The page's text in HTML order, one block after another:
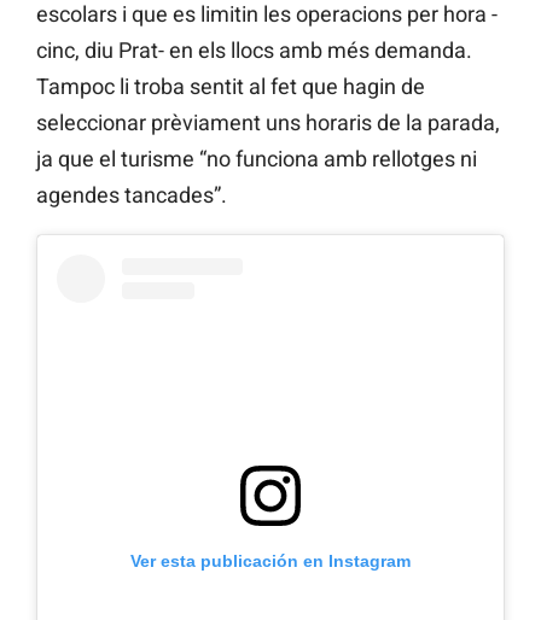
escolars i que es limitin les operacions per hora -
cinc, diu Prat- en els llocs amb més demanda.
Tampoc li troba sentit al fet que hagin de
seleccionar prèviament uns horaris de la parada,
ja que el turisme “no funciona amb rellotges ni
agendes tancades”.
Ver esta publicación en Instagram